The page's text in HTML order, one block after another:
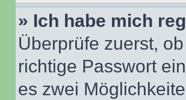
» Ich habe mich
Überprüfe zuerst,
richtige Passwort
es zwei